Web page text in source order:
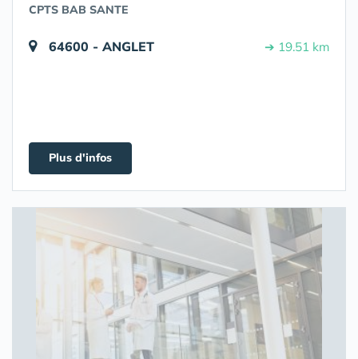
CPTS BAB SANTE
64600 - ANGLET ➔ 19.51 km
Plus d'infos